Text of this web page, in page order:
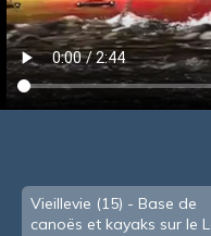
Vieillevie (15) - Base de
canoës et kayaks sur le